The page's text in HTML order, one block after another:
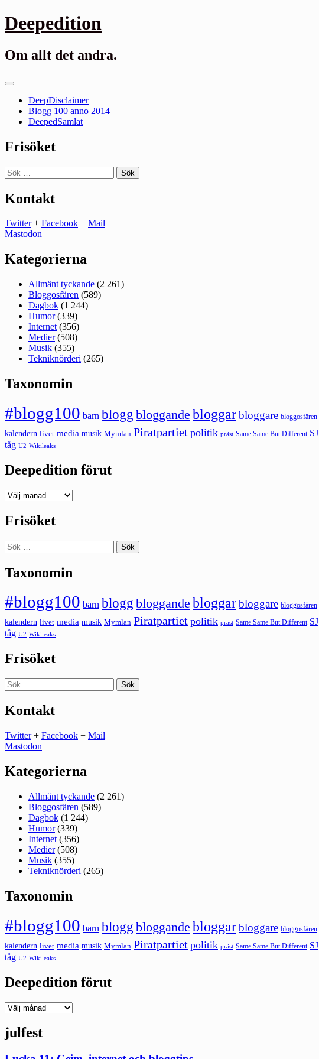
Gå
till
Deepedition
Om allt det andra.
Primär
DeepDisclaimer
Blogg 100 anno 2014
DeepedSamlat
Frisöket
Sök
efter:
Kontakt
Twitter+ Facebook + Mail
Mastodon
Kategorierna
Allmänt tyckande (2 261)
Bloggosfären (589)
Dagbok (1 244)
Humor(339)
Internet (356)
Medier(508)
Musik (355)
Tekniknörderi (265)
Taxonomin
#blogg100 barn blogg bloggande bloggarbloggare bloggosfären
kalendern livet media musik Mymlan Piratpartiet politik präst Same Same But Different SJ
tåg U2 Wikileaks
Deepedition förut
Deepedition
Frisöket
Sök
efter:
Taxonomin
#blogg100 barn blogg bloggande bloggarbloggare bloggosfären
kalendern livet media musik Mymlan Piratpartiet politik präst Same Same But Different SJ
tåg U2 Wikileaks
Frisöket
Sök
efter:
Kontakt
Twitter+ Facebook + Mail
Mastodon
Kategorierna
Allmänt tyckande (2 261)
Bloggosfären (589)
Dagbok (1 244)
Humor(339)
Internet (356)
Medier(508)
Musik (355)
Tekniknörderi (265)
Taxonomin
#blogg100 barn blogg bloggande bloggarbloggare bloggosfären
kalendern livet media musik Mymlan Piratpartiet politik präst Same Same But Different SJ
tåg U2 Wikileaks
Deepedition förut
Deepedition
julfest